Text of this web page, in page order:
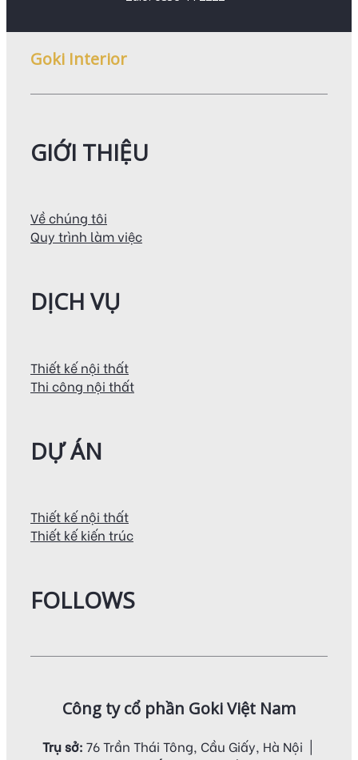
Goki Interior
GIỚI THIỆU
Về chúng tôi
Quy trình làm việc
DỊCH VỤ
Thiết kế nội thất
Thi công nội thất
DỰ ÁN
Thiết kế nội thất
Thiết kế kiến trúc
FOLLOWS
Công ty cổ phần Goki Việt Nam
Trụ sở: 76 Trần Thái Tông, Cầu Giấy, Hà Nội |